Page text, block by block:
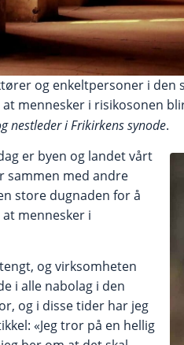
og enkeltpersoner i den
mennesker i risikosonen
nestleder i Frikirkens synode.
er byen og landet vårt
sammen med andre
store dugnaden for å
mennesker i
og virksomheten
i alle nabolag i den
og i disse tider har jeg
«Jeg tror på en hellig